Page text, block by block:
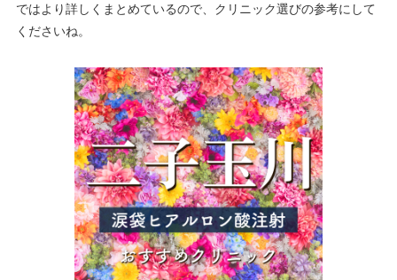
ではより詳しくまとめているので、クリニック選びの参考にして
くださいね。